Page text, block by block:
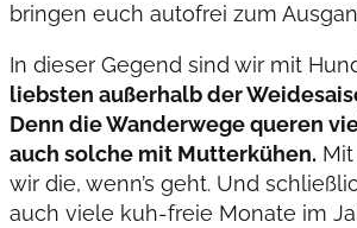
bringen euch autofrei zum
In dieser Gegend sind wir mit
liebsten außerhalb der
Denn die Wanderwege queren
auch solche mit Mutterkühen.
wir die, wenn’s geht. Und
auch viele kuh-freie Monate im